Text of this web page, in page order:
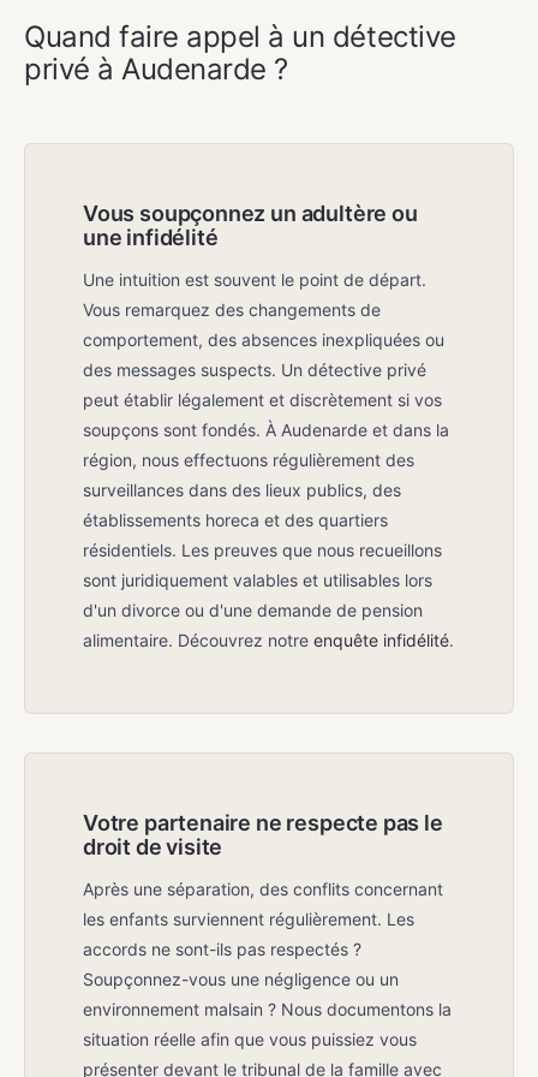
Quand faire appel à un détective
privé à Audenarde ?
Vous soupçonnez un adultère ou
une infidélité
Une intuition est souvent le point de départ.
Vous remarquez des changements de
comportement, des absences inexpliquées ou
des messages suspects. Un détective privé
peut établir légalement et discrètement si vos
soupçons sont fondés. À Audenarde et dans la
région, nous effectuons régulièrement des
surveillances dans des lieux publics, des
établissements horeca et des quartiers
résidentiels. Les preuves que nous recueillons
sont juridiquement valables et utilisables lors
d'un divorce ou d'une demande de pension
alimentaire. Découvrez notre enquête infidélité.
Votre partenaire ne respecte pas le
droit de visite
Après une séparation, des conflits concernant
les enfants surviennent régulièrement. Les
accords ne sont-ils pas respectés ?
Soupçonnez-vous une négligence ou un
environnement malsain ? Nous documentons la
situation réelle afin que vous puissiez vous
présenter devant le tribunal de la famille avec